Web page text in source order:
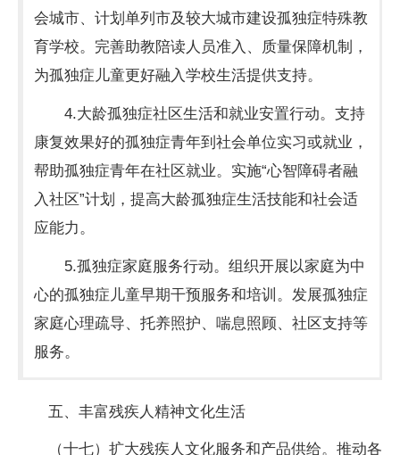
会城市、计划单列市及较大城市建设孤独症特殊教
育学校。完善助教陪读人员准入、质量保障机制，
为孤独症儿童更好融入学校生活提供支持。
4.大龄孤独症社区生活和就业安置行动。支持
康复效果好的孤独症青年到社会单位实习或就业，
帮助孤独症青年在社区就业。实施“心智障碍者融
入社区”计划，提高大龄孤独症生活技能和社会适
应能力。
5.孤独症家庭服务行动。组织开展以家庭为中
心的孤独症儿童早期干预服务和培训。发展孤独症
家庭心理疏导、托养照护、喘息照顾、社区支持等
服务。
五、丰富残疾人精神文化生活
（十七）扩大残疾人文化服务和产品供给。推动各